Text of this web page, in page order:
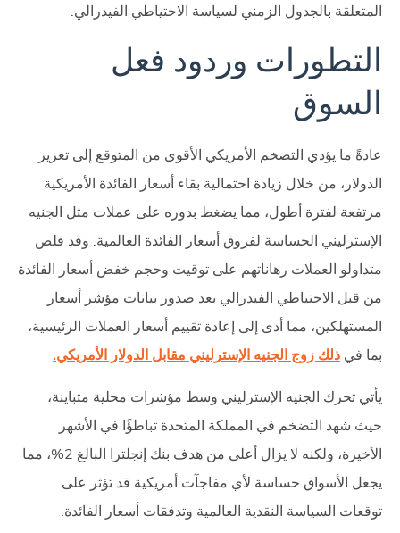
المتعلقة بالجدول الزمني لسياسة الاحتياطي الفيدرالي.
التطورات وردود فعل
السوق
عادةً ما يؤدي التضخم الأمريكي الأقوى من المتوقع إلى تعزيز
الدولار، من خلال زيادة احتمالية بقاء أسعار الفائدة الأمريكية
مرتفعة لفترة أطول، مما يضغط بدوره على عملات مثل الجنيه
الإسترليني الحساسة لفروق أسعار الفائدة العالمية. وقد قلص
متداولو العملات رهاناتهم على توقيت وحجم خفض أسعار الفائدة
من قبل الاحتياطي الفيدرالي بعد صدور بيانات مؤشر أسعار
المستهلكين، مما أدى إلى إعادة تقييم أسعار العملات الرئيسية،
بما في ذلك زوج الجنيه الإسترليني مقابل الدولار الأمريكي.
يأتي تحرك الجنيه الإسترليني وسط مؤشرات محلية متباينة،
حيث شهد التضخم في المملكة المتحدة تباطؤًا في الأشهر
الأخيرة، ولكنه لا يزال أعلى من هدف بنك إنجلترا البالغ 2%، مما
يجعل الأسواق حساسة لأي مفاجآت أمريكية قد تؤثر على
توقعات السياسة النقدية العالمية وتدفقات أسعار الفائدة.